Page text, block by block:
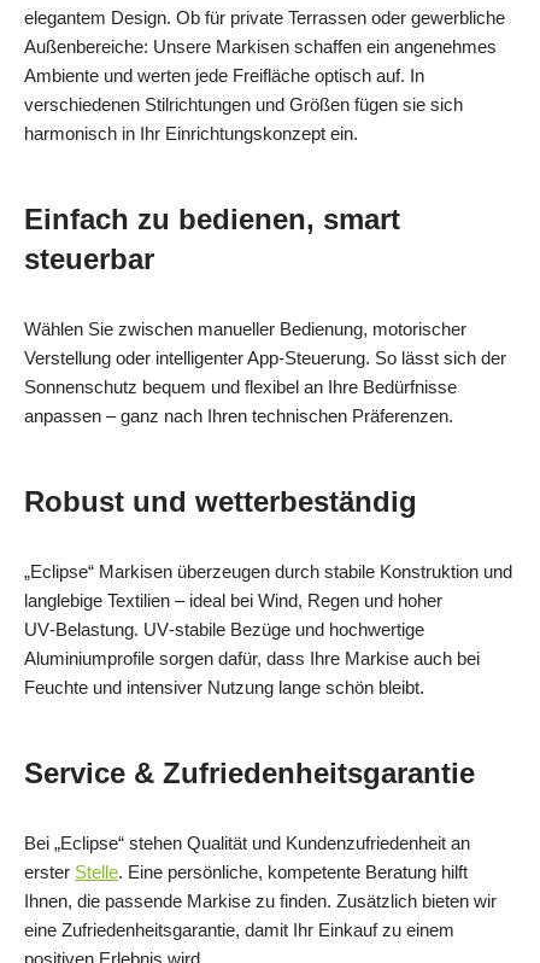
elegantem Design. Ob für private Terrassen oder gewerbliche
Außenbereiche: Unsere Markisen schaffen ein angenehmes
Ambiente und werten jede Freifläche optisch auf. In
verschiedenen Stilrichtungen und Größen fügen sie sich
harmonisch in Ihr Einrichtungskonzept ein.
Einfach zu bedienen, smart
steuerbar
Wählen Sie zwischen manueller Bedienung, motorischer
Verstellung oder intelligenter App‑Steuerung. So lässt sich der
Sonnenschutz bequem und flexibel an Ihre Bedürfnisse
anpassen – ganz nach Ihren technischen Präferenzen.
Robust und wetterbeständig
„Eclipse“ Markisen überzeugen durch stabile Konstruktion und
langlebige Textilien – ideal bei Wind, Regen und hoher
UV‑Belastung. UV‑stabile Bezüge und hochwertige
Aluminiumprofile sorgen dafür, dass Ihre Markise auch bei
Feuchte und intensiver Nutzung lange schön bleibt.
Service & Zufriedenheitsgarantie
Bei „Eclipse“ stehen Qualität und Kundenzufriedenheit an
erster Stelle. Eine persönliche, kompetente Beratung hilft
Ihnen, die passende Markise zu finden. Zusätzlich bieten wir
eine Zufriedenheitsgarantie, damit Ihr Einkauf zu einem
positiven Erlebnis wird.